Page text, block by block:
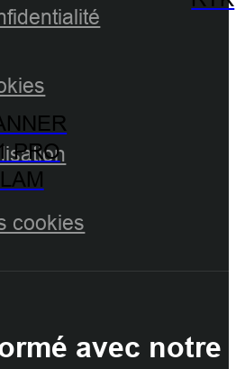
PRO
cookies
avec notre